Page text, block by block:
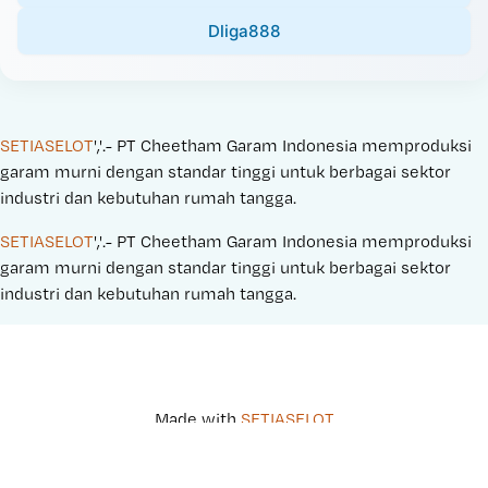
Dliga888
SETIASELOT','.- PT Cheetham Garam Indonesia memproduksi
garam murni dengan standar tinggi untuk berbagai sektor
industri dan kebutuhan rumah tangga.
SETIASELOT','.- PT Cheetham Garam Indonesia memproduksi
garam murni dengan standar tinggi untuk berbagai sektor
industri dan kebutuhan rumah tangga.
Made with SETIASELOT